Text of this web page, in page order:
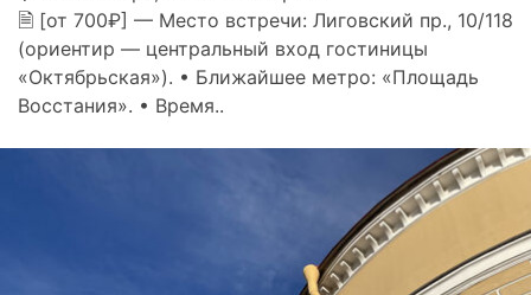
🗎 [от 700₽] — Место встречи: Лиговский пр., 10/118
(ориентир — центральный вход гостиницы
«Октябрьская»). • Ближайшее метро: «Площадь
Восстания». • Время..